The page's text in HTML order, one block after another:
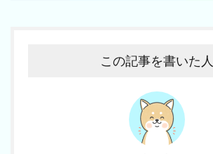
この記事を書いた人